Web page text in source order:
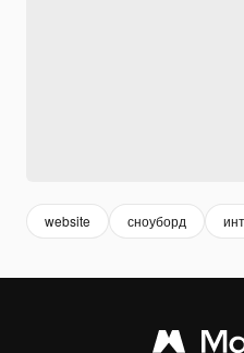
website сноуборд